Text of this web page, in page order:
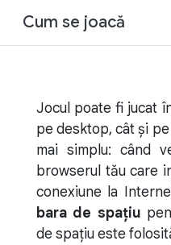
Cum se joacă
Jocul poate fi jucat
pe desktop, cât și
mai simplu: când
browserul tău care
conexiune la
bara de spațiu
de spațiu este